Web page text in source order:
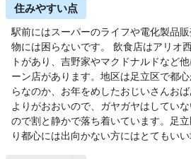
住みやすい点
駅前にはスーパーのライフや電化製品
物には困らないです。 飲食店はアリオ
トがあり、吉野家やマクドナルドなど
ーン店があります。地区は足立区で都
らなのか、お年をめしたおじいさんお
よりがおおいので、ガヤガヤはしてい
ので割と静かで落ち着いています。足
り都心には出向かない方にはとてもいい